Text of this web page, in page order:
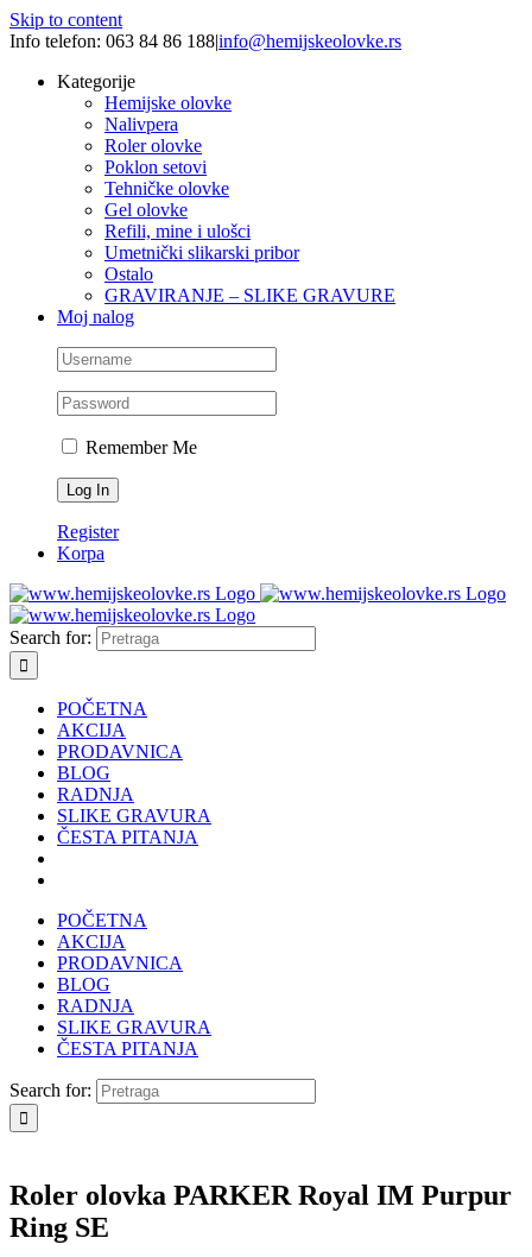
Skip to content
Info telefon: 063 84 86 188|info@hemijskeolovke.rs
Kategorije
Hemijske olovke
Nalivpera
Roler olovke
Poklon setovi
Tehničke olovke
Gel olovke
Refili, mine i ulošci
Umetnički slikarski pribor
Ostalo
GRAVIRANJE – SLIKE GRAVURE
Moj nalog
Remember Me
Register
Korpa
Search for:
POČETNA
AKCIJA
PRODAVNICA
BLOG
RADNJA
SLIKE GRAVURA
ČESTA PITANJA
POČETNA
AKCIJA
PRODAVNICA
BLOG
RADNJA
SLIKE GRAVURA
ČESTA PITANJA
Search for:
Roler olovka PARKER Royal IM Purpur
Ring SE